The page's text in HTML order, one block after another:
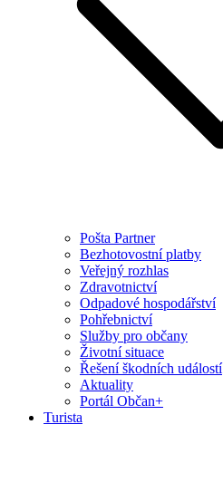
Pošta Partner
Bezhotovostní platby
Veřejný rozhlas
Zdravotnictví
Odpadové hospodářství
Pohřebnictví
Služby pro občany
Životní situace
Řešení škodních událostí
Aktuality
Portál Občan+
Turista